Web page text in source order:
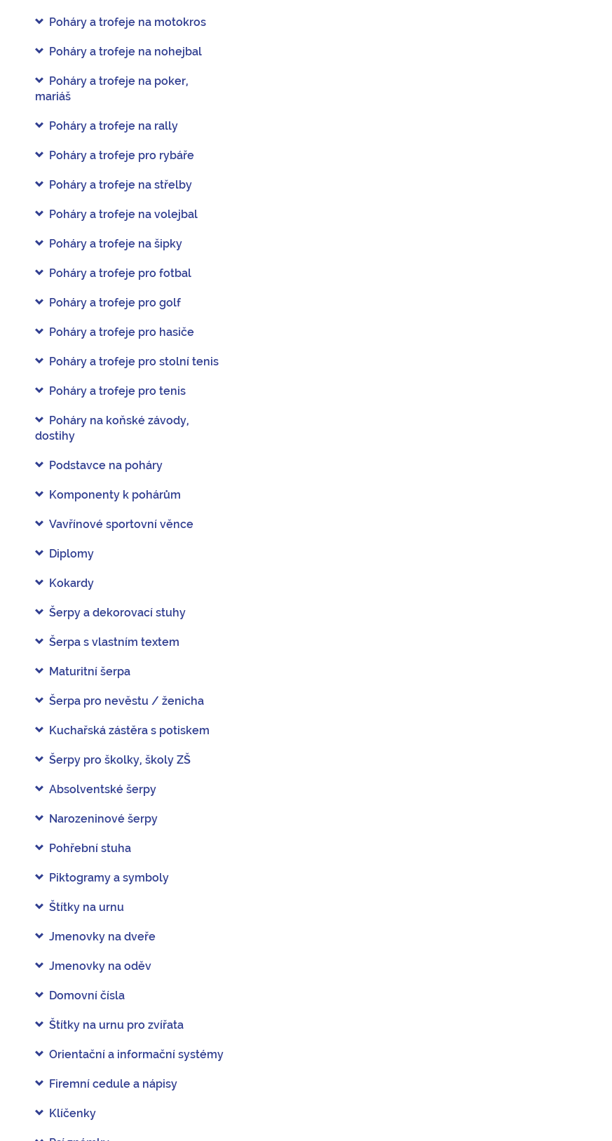
Poháry a trofeje na motokros
Poháry a trofeje na nohejbal
Poháry a trofeje na poker,
mariáš
Poháry a trofeje na rally
Poháry a trofeje pro rybáře
Poháry a trofeje na střelby
Poháry a trofeje na volejbal
Poháry a trofeje na šipky
Poháry a trofeje pro fotbal
Poháry a trofeje pro golf
Poháry a trofeje pro hasiče
Poháry a trofeje pro stolní tenis
Poháry a trofeje pro tenis
Poháry na koňské závody,
dostihy
Podstavce na poháry
Komponenty k pohárům
Vavřínové sportovní věnce
Diplomy
Kokardy
Šerpy a dekorovací stuhy
Šerpa s vlastním textem
Maturitní šerpa
Šerpa pro nevěstu / ženicha
Kuchařská zástěra s potiskem
Šerpy pro školky, školy ZŠ
Absolventské šerpy
Narozeninové šerpy
Pohřební stuha
Piktogramy a symboly
Štítky na urnu
Jmenovky na dveře
Jmenovky na oděv
Domovní čísla
Štítky na urnu pro zvířata
Orientační a informační systémy
Firemní cedule a nápisy
Klíčenky